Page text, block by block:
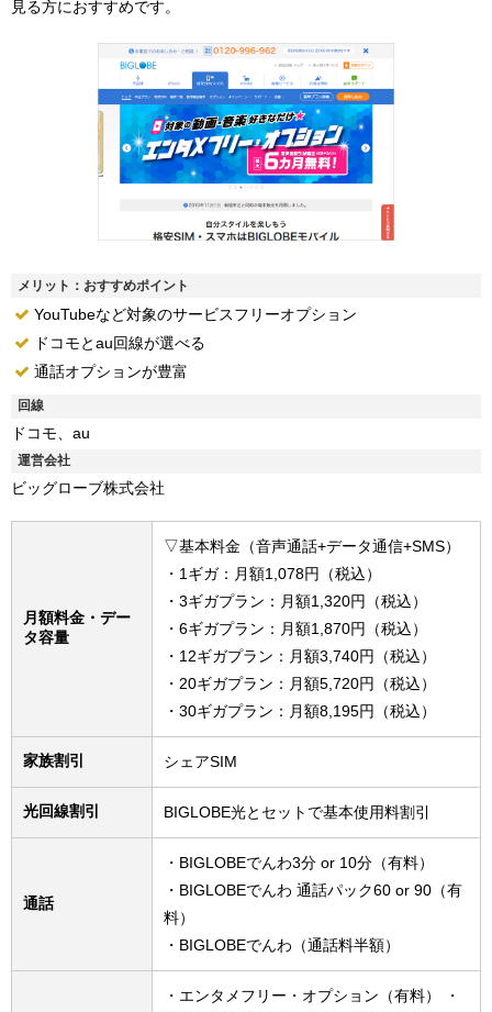
見る方におすすめです。
メリット：おすすめポイント
YouTubeなど対象のサービスフリーオプション
ドコモとau回線が選べる
通話オプションが豊富
回線
ドコモ、au
運営会社
ビッグローブ株式会社
月額料金・デー
タ容量
▽基本料金（音声通話+データ通信+SMS）
・1ギガ：月額1,078円（税込）
・3ギガプラン：月額1,320円（税込）
・6ギガプラン：月額1,870円（税込）
・12ギガプラン：月額3,740円（税込）
・20ギガプラン：月額5,720円（税込）
・30ギガプラン：月額8,195円（税込）
家族割引 シェアSIM
光回線割引 BIGLOBE光とセットで基本使用料割引
通話
・BIGLOBEでんわ3分 or 10分（有料）
・BIGLOBEでんわ 通話パック60 or 90（有
料）
・BIGLOBEでんわ（通話料半額）
・エンタメフリー・オプション（有料） ・